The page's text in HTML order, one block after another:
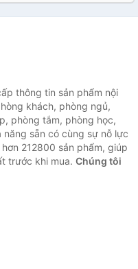
thông tin sản phẩm nội
khách, phòng ngủ,
phòng tắm, phòng học,
sẵn có cùng sự nỗ lực
212800 sản phẩm, giúp
trước khi mua. Chúng tôi